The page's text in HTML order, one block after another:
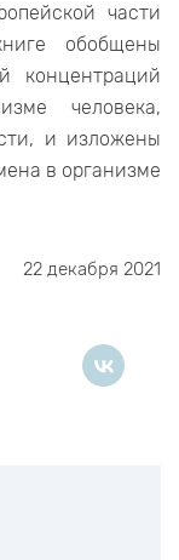
части
обобщены
концентраций
человека,
и изложены
в организме
22 декабря 2021